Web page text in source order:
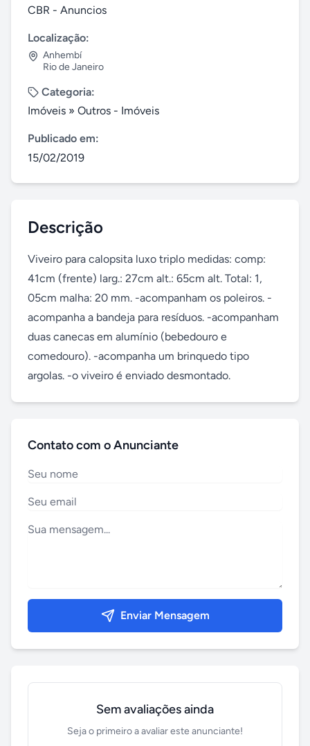
CBR - Anuncios
Localização:
Anhembí
Rio de Janeiro
Categoria:
Imóveis » Outros - Imóveis
Publicado em:
15/02/2019
Descrição
Viveiro para calopsita luxo triplo medidas: comp:
41cm (frente) larg.: 27cm alt.: 65cm alt. Total: 1,
05cm malha: 20 mm. -acompanham os poleiros. -
acompanha a bandeja para resíduos. -acompanham
duas canecas em alumínio (bebedouro e
comedouro). -acompanha um brinquedo tipo
argolas. -o viveiro é enviado desmontado.
Contato com o Anunciante
Enviar Mensagem
Sem avaliações ainda
Seja o primeiro a avaliar este anunciante!